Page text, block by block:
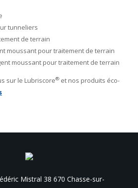
tunneliers
de terrain
moussant pour traitement de terrain
moussant pour traitement de terrain
sur le Lubriscore® et nos produits éco-
Mistral 38 670 Chasse-sur-